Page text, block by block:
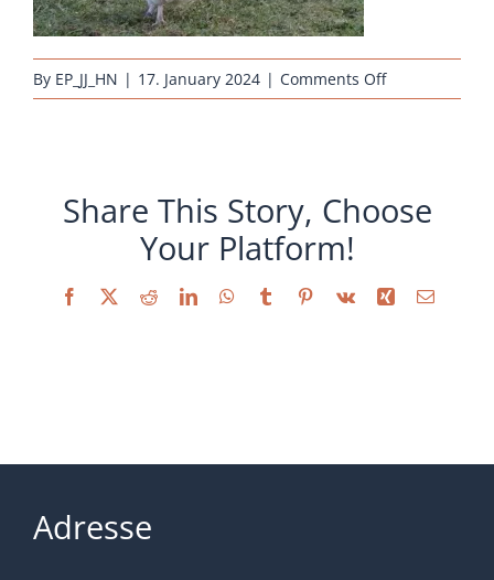
By EP_JJ_HN | 17. January 2024 | Comments Offon
Hühnernest-
SP
Share This Story, Choose
Your Platform!
Facebook
X RedditLinkedInWhatsApp
TumblrPinterest
Vk Xing Email
Adresse